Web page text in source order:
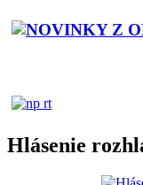
Hlásenie